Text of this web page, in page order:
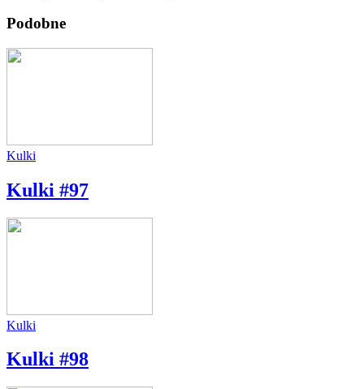
Podobne
Kulki
Kulki #97
Kulki
Kulki #98